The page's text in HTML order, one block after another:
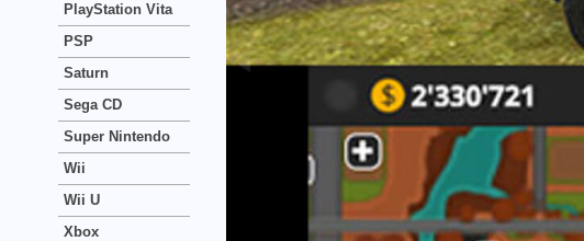
PlayStation Vita
PSP
Saturn
Sega CD
Super Nintendo
Wii
Wii U
Xbox